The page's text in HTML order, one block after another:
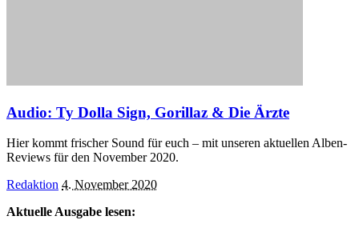
Audio: Ty Dolla Sign, Gorillaz & Die Ärzte
Hier kommt frischer Sound für euch – mit unseren aktuellen Alben-
Reviews für den November 2020.
Posted
Redaktion 4. November 2020
Aktuelle Ausgabe lesen: